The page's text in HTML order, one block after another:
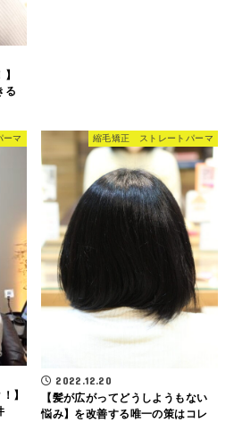
る
マ
】
縮毛矯正 ストレートパーマ
2022.12.20
【髪が広がってどうしようもない
悩み】を改善する唯一の策はコレ